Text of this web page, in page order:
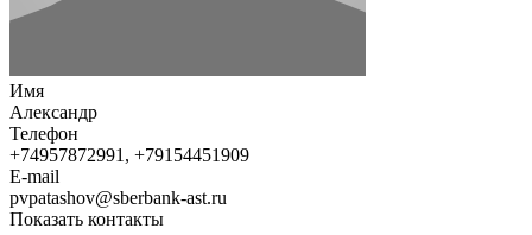
Имя
Александр
Телефон
+74957872991, +79154451909
E-mail
pvpatashov@sberbank-ast.ru
Показать контакты